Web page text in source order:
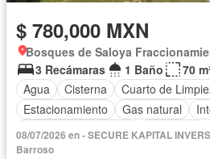
$ 780,000 MXN
Bosques de Saloya
3 Recámaras
1 Baño
70
Agua
Cisterna Cuarto de
Estacionamiento
Gas natural
Recámara con closet
Seguridad
Wifi
08/07/2026 en - SECURE KAPITAL
Barroso